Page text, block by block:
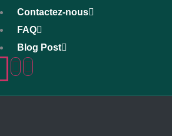
Contactez-nous
FAQ
Blog Post